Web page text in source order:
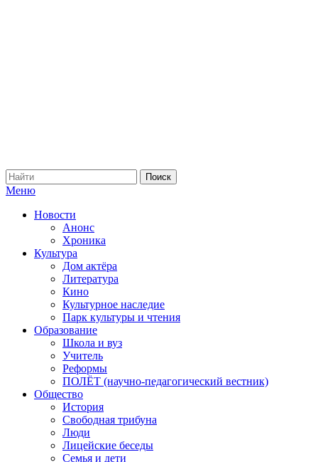
Меню
Новости
Анонс
Хроника
Культура
Дом актёра
Литература
Кино
Культурное наследие
Парк культуры и чтения
Образование
Школа и вуз
Учитель
Реформы
ПОЛЁТ (научно-педагогический вестник)
Общество
История
Свободная трибуна
Люди
Лицейские беседы
Семья и дети